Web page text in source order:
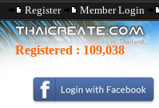
Register Member Login
Registered : 109,038